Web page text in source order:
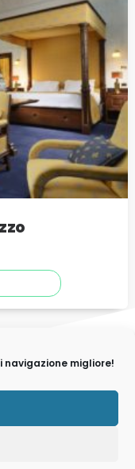
navigazione migliore!
di Modrone, 7 -
n.iscr. al Registro